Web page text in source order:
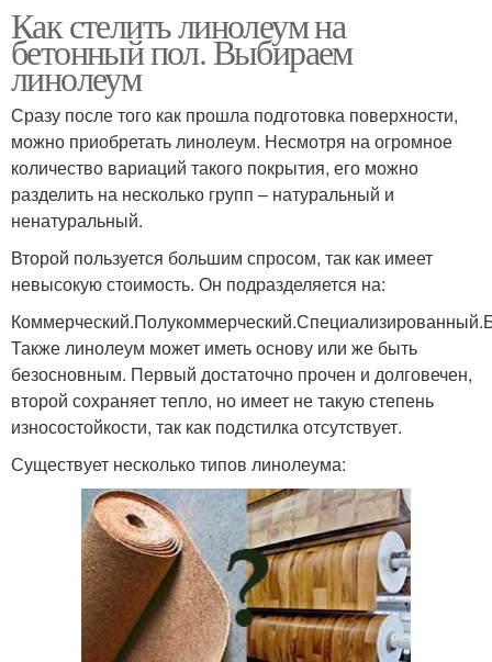
Как стелить линолеум на
бетонный пол. Выбираем
линолеум
Сразу после того как прошла подготовка поверхности,
можно приобретать линолеум. Несмотря на огромное
количество вариаций такого покрытия, его можно
разделить на несколько групп – натуральный и
ненатуральный.
Второй пользуется большим спросом, так как имеет
невысокую стоимость. Он подразделяется на:
Также линолеум может иметь основу или же быть
безосновным. Первый достаточно прочен и долговечен,
второй сохраняет тепло, но имеет не такую степень
износостойкости, так как подстилка отсутствует.
Существует несколько типов линолеума: